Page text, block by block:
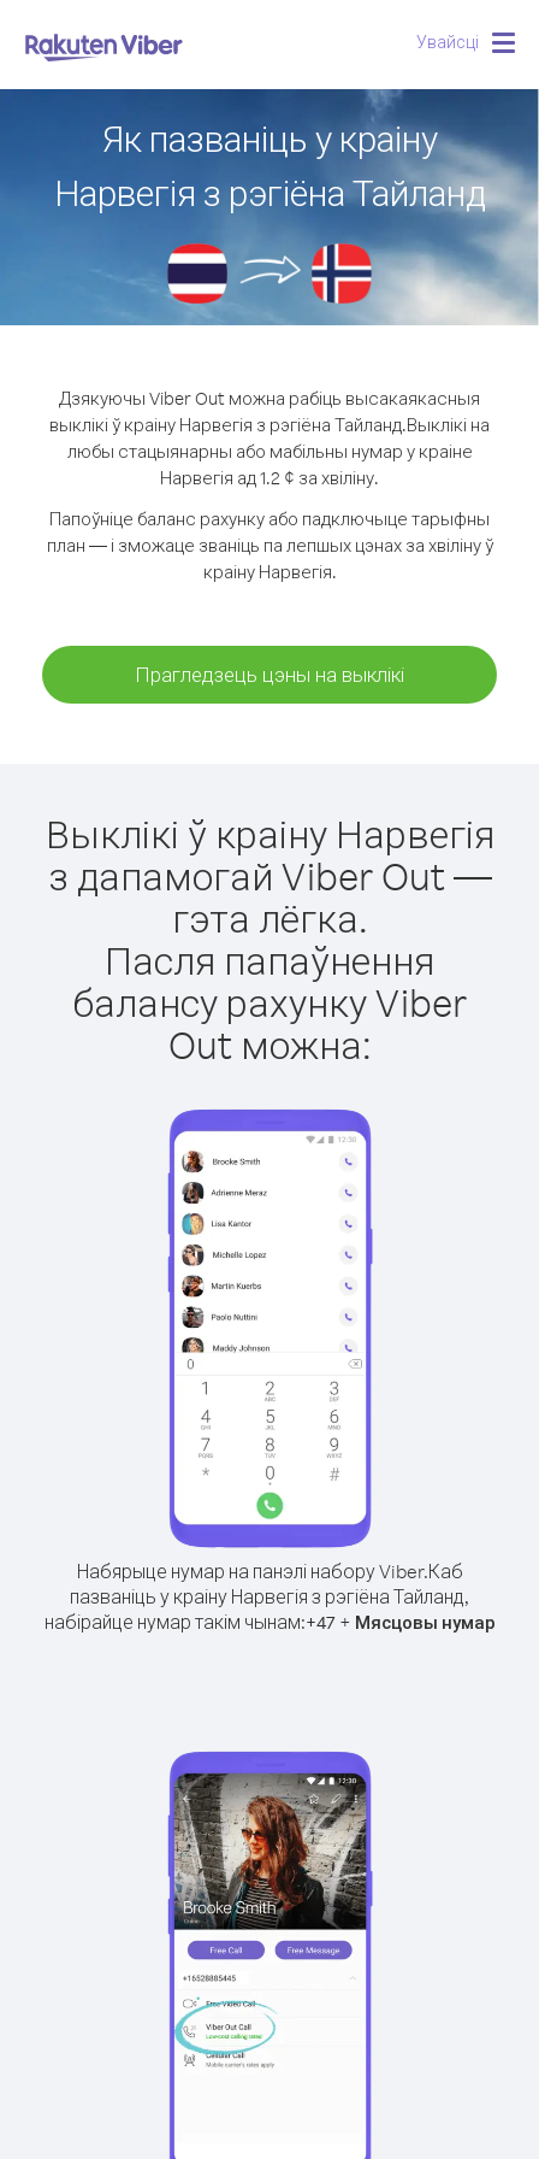
Увайсці
Як пазваніць у краіну
Нарвегія з рэгіёна Тайланд
Дзякуючы Viber Out можна рабіць высакаякасныя
выклікі ў краіну Нарвегія з рэгіёна Тайланд.Выклікі на
любы стацыянарны або мабільны нумар у краіне
Нарвегія ад 1.2 ¢ за хвіліну.
Папоўніце баланс рахунку або падключыце тарыфны
план — і зможаце званіць па лепшых цэнах за хвіліну ў
краіну Нарвегія.
Прагледзець цэны на выклікі
Выклікі ў краіну Нарвегія
з дапамогай Viber Out —
гэта лёгка.
Пасля папаўнення
балансу рахунку Viber
Out можна:
Набярыце нумар на панэлі набору Viber.Каб
пазваніць у краіну Нарвегія з рэгіёна Тайланд,
набірайце нумар такім чынам:+47+ Мясцовы нумар